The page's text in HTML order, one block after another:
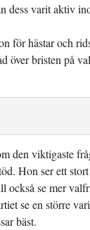
dess varit aktiv
för hästar och
över bristen på
den viktigaste
Hon ser ett
också se mer
se en större
bäst.